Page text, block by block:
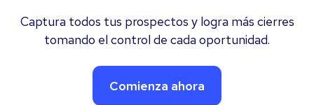
Captura todos tus prospectos y logra más cierres
tomando el control de cada oportunidad.
Comienza ahora